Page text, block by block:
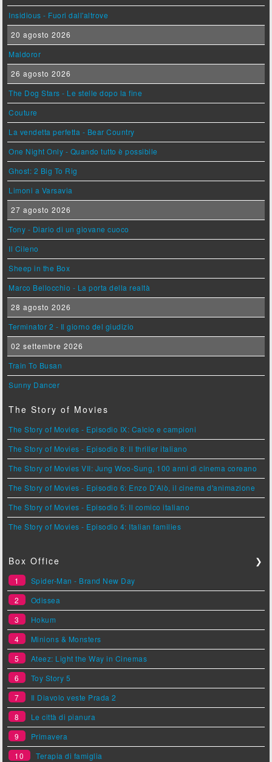
Insidious - Fuori dall'altrove
20 agosto 2026
Maldoror
26 agosto 2026
The Dog Stars - Le stelle dopo la fine
Couture
La vendetta perfetta - Bear Country
One Night Only - Quando tutto è possibile
Ghost: 2 Big To Rig
Limoni a Varsavia
27 agosto 2026
Tony - Diario di un giovane cuoco
Il Cileno
Sheep in the Box
Marco Bellocchio - La porta della realtà
28 agosto 2026
Terminator 2 - Il giorno del giudizio
02 settembre 2026
Train To Busan
Sunny Dancer
The Story of Movies
The Story of Movies - Episodio IX: Calcio e campioni
The Story of Movies - Episodio 8: Il thriller italiano
The Story of Movies VII: Jung Woo-Sung, 100 anni di cinema coreano
The Story of Movies - Episodio 6: Enzo D'Alò, il cinema d'animazione
The Story of Movies - Episodio 5: Il comico italiano
The Story of Movies - Episodio 4: Italian families
Box Office ❯
1
Spider-Man - Brand New Day
2
Odissea
3
Hokum
4
Minions & Monsters
5
Ateez: Light the Way in Cinemas
6
Toy Story 5
7
Il Diavolo veste Prada 2
8
Le città di pianura
9
Primavera
10
Terapia di famiglia